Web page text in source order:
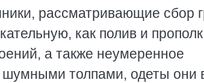
рассматривающие сбор
как полив и
а также неумеренное
шумными толпами, одеты они